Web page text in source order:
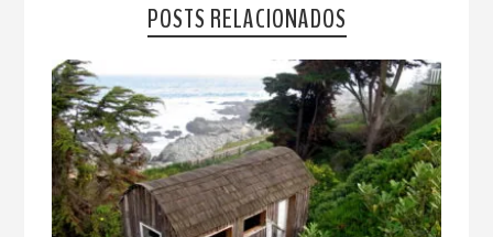
POSTS RELACIONADOS